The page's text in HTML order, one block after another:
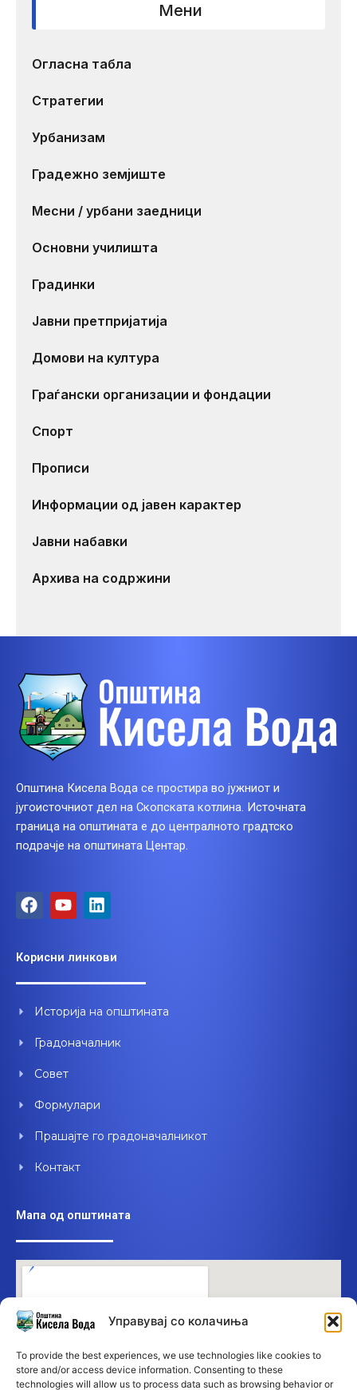
Управувај со колачиња
To provide the best experiences, we use technologies like cookies to
store and/or access device information. Consenting to these
technologies will allow us to process data such as browsing behavior or
Мени
Огласна табла
Стратегии
Урбанизам
Градежно земјиште
Месни / урбани заедници
Основни училишта
Градинки
Јавни претпријатија
Домови на култура
Граѓански организации и фондации
Спорт
Прописи
Информации од јавен карактер
Јавни набавки
Архива на содржини
Општина Кисела Вода се простира во јужниот и
југоисточниот дел на Скопската котлина. Источната
граница на општината е до централното градтско
подрачје на општината Центар.
F
a
b
o
k
Y
o
u
b
L
i
e
d
n
Корисни линкови
Историја на општината
Градоначалник
Совет
Формулари
Прашајте го градоначалникот
Контакт
Мапа од општината